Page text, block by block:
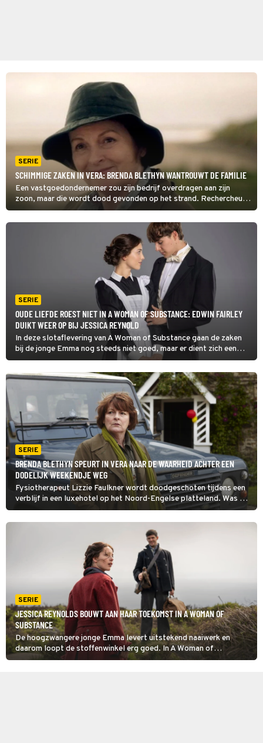
SERIE
SCHIMMIGE ZAKEN IN VERA: BRENDA BLETHYN WANTROUWT DE FAMILIE
Een vastgoedondernemer zou zijn bedrijf overdragen aan zijn
zoon, maar die wordt dood gevonden op het strand. Rechercheur
Vera vertrouwt de familie van het slachtoffer niet, met goede
reden: ze stuit op schimmige zaken. (HH)
SERIE
OUDE LIEFDE ROEST NIET IN A WOMAN OF SUBSTANCE: EDWIN FAIRLEY
DUIKT WEER OP BIJ JESSICA REYNOLD
In deze slotaflevering van A Woman of Substance gaan de zaken
bij de jonge Emma nog steeds niet goed, maar er dient zich een
reddingsboei aan uit onverwachte hoek. Edwin Fairley, de man die
Emma ooit zwanger achterliet, heeft een zakelijk voorstel.
SERIE
BRENDA BLETHYN SPEURT IN VERA NAAR DE WAARHEID ACHTER EEN
DODELIJK WEEKENDJE WEG
Fysiotherapeut Lizzie Faulkner wordt doodgeschoten tijdens een
verblijf in een luxehotel op het Noord-Engelse platteland. Was die
kogel wel voor haar bedoeld? Rechercheur Vera Stanhope bijt zich
in deze aflevering van Vera vast in de zaak. (HH)
SERIE
JESSICA REYNOLDS BOUWT AAN HAAR TOEKOMST IN A WOMAN OF
SUBSTANCE
De hoogzwangere jonge Emma levert uitstekend naaiwerk en
daarom loopt de stoffenwinkel erg goed. In A Woman of
Substance ontmoet ze haar goede vriend Mac, die haar graag wil